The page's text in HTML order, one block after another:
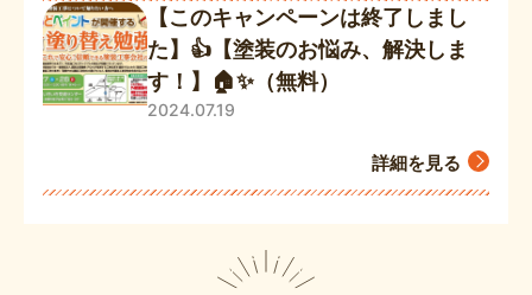
【このキャンペーンは終了しまし
た】👍【塗装のお悩み、解決しま
す！】🏠✨（無料）
2024.07.19
詳細を見る